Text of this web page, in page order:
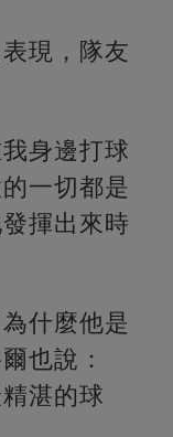
現，隊友
身邊打球
一切都是
揮出來時
什麼他是
也說：
湛的球